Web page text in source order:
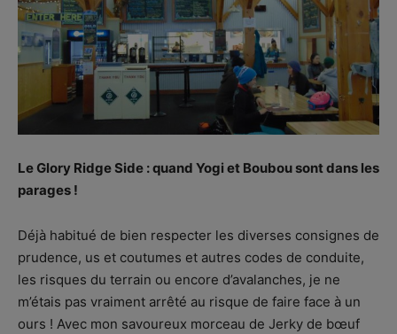
Le Glory Ridge Side : quand Yogi et Boubou sont dans les
parages !
Déjà habitué de bien respecter les diverses consignes de
prudence, us et coutumes et autres codes de conduite,
les risques du terrain ou encore d’avalanches, je ne
m’étais pas vraiment arrêté au risque de faire face à un
ours ! Avec mon savoureux morceau de Jerky de bœuf